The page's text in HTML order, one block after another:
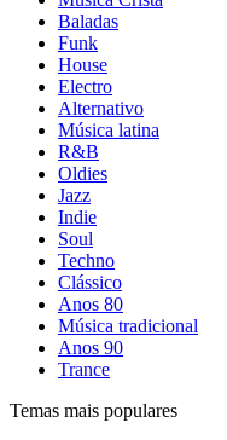
Baladas
Funk
House
Electro
Alternativo
Música latina
R&B
Oldies
Jazz
Indie
Soul
Techno
Clássico
Anos 80
Música tradicional
Anos 90
Trance
Temas mais populares